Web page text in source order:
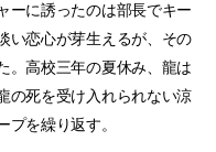
ーに誘ったのは部長でキー
い恋心が芽生えるが、その
。高校三年の夏休み、龍は
の死を受け入れられない涼
を繰り返す。